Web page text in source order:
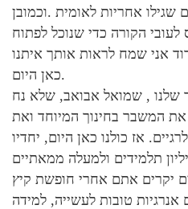
שגילו אחריות לאומית .וכמובן
הקורה כדי שנוכל לפתוח
אני שמח לראות אותך איתנו
כאן היום.
שלנו , שמואל אבואב, שלא נח
המשבר בחינוך המיוחד ואת
אז כולנו כאן היום, יחדיו
את השנה, 2.3 מיליון תלמידים ולמעלה ממאתיים
יקרים אתם אחרי חופשת קיץ
טובות לעשייה, למידה